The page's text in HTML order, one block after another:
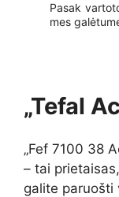
Pasak
mes
„Tefal
„Fef 7100 38
– tai
galite paruošti